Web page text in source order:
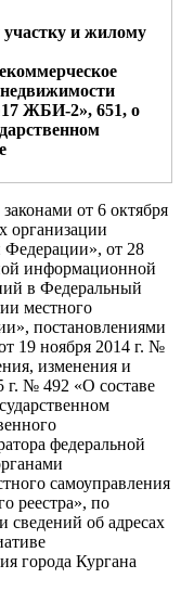
и жилому
ЖБИ-2», 651, о
от 6 октября
Федерации», от 28
информационной
в Федеральный
местного
постановлениями
19 ноября 2014 г. №
изменения и
г. № 492 «О составе
федеральной
самоуправления
реестра», по
сведений об адресах
города Кургана